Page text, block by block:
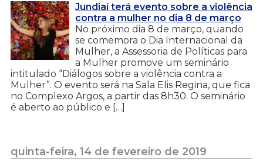
Jundiaí terá evento sobre a violência
contra a mulher no dia 8 de março
No próximo dia 8 de março, quando
se comemora o Dia Internacional da
Mulher, a Assessoria de Políticas para
a Mulher promove um seminário
intitulado “Diálogos sobre a violência contra a
Mulher”. O evento será na Sala Elis Regina, que fica
no Complexo Argos, a partir das 8h30. O seminário
é aberto ao público e […]
quinta-feira, 14 de fevereiro de 2019